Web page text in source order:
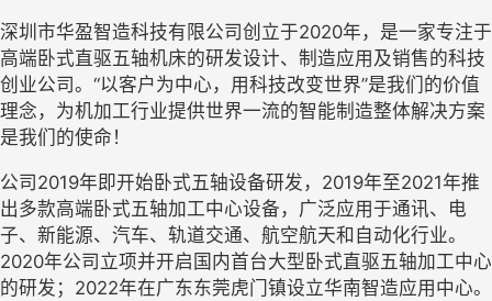
深圳市华盈智造科技有限公司创立于2020年，是一家专注于
高端卧式直驱五轴机床的研发设计、制造应用及销售的科技
创业公司。“以客户为中心，用科技改变世界”是我们的价值
理念，为机加工行业提供世界一流的智能制造整体解决方案
是我们的使命！
公司 2019年即开始卧式五轴设备研发， 2019年至2021年推
出多款高端卧式五轴加工中心设备，广泛应用于通讯、电
子、新能源、汽车、轨道交通、航空航天和自动化行业。
2020年公司立项并开启国内首台大型卧式直驱五轴加工中心
的研发； 2022年在广东东莞虎门镇设立华南智造应用中心。